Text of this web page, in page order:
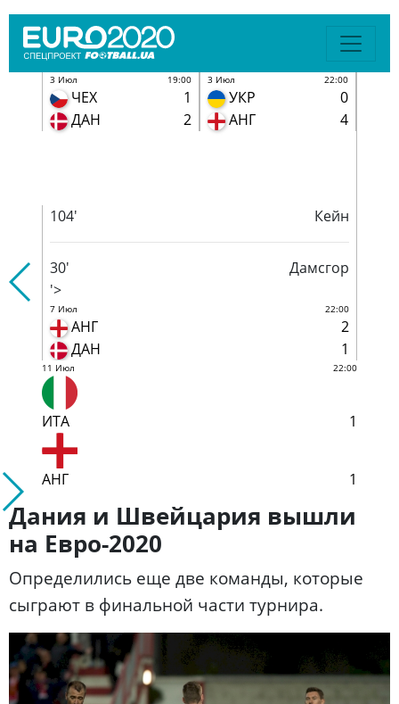
3 Июл 19:00
ЧЕХ
1
ДАН
2
3 Июл 22:00
УКР
0
АНГ
4
104'
Кейн
30'
Дамсгор
'>
7 Июл 22:00
АНГ
2
ДАН
1
11 Июл 22:00
ИТА 1
АНГ 1
Дания и Швейцария вышли
на Евро-2020
Определились еще две команды, которые
сыграют в финальной части турнира.